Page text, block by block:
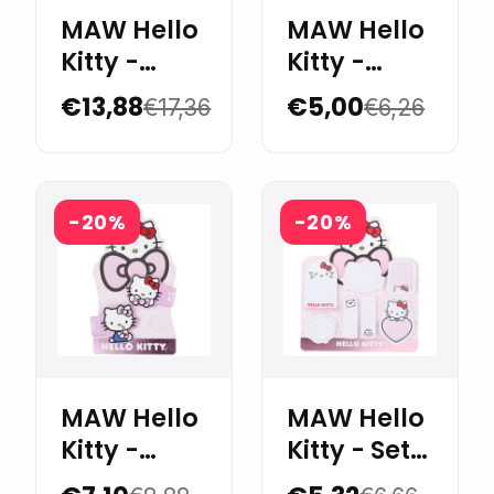
MAW Hello
Kitty -
Boligrafo
€13,88€17,36
MAW Hello
Kitty -
Washi tape
1.5cm x 3m
€5,00€6,26
-20%
MAW Hello
Kitty -
Sujeta
-20%
MAW Hello
Kitty - Set
de notas